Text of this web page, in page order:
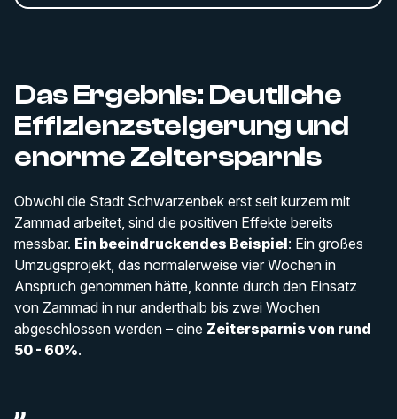
Das Ergebnis: Deutliche
Effizienzsteigerung und
enorme Zeitersparnis
Obwohl die Stadt Schwarzenbek erst seit kurzem mit
Zammad arbeitet, sind die positiven Effekte bereits
messbar. Ein beeindruckendes Beispiel: Ein großes
Umzugsprojekt, das normalerweise vier Wochen in
Anspruch genommen hätte, konnte durch den Einsatz
von Zammad in nur anderthalb bis zwei Wochen
abgeschlossen werden – eine Zeitersparnis von rund
50 - 60%.